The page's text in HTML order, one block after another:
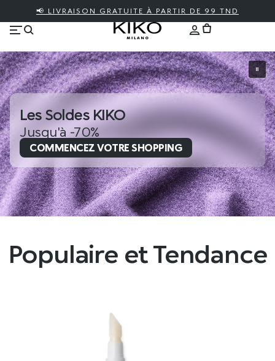
📢 LIVRAISON GRATUITE À PARTIR DE 99 TND
Les Soldes KIKO
Jusqu'à -70%
COMMENCEZ VOTRE SHOPPING
Populaire et Tendance